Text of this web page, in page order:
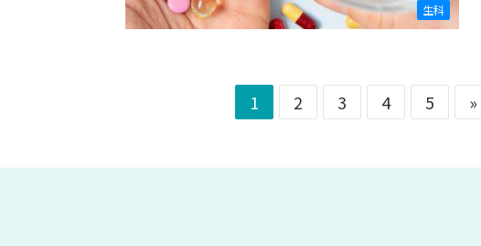
生科
1 2 3 4 5 »